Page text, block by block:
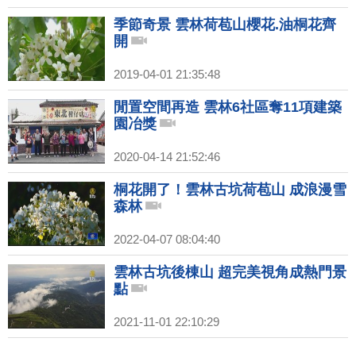
季節奇景 雲林荷苞山櫻花.油桐花齊
開
2019-04-01 21:35:48
閒置空間再造 雲林6社區奪11項建築
園冶獎
2020-04-14 21:52:46
桐花開了！雲林古坑荷苞山 成浪漫雪
森林
2022-04-07 08:04:40
雲林古坑後棟山 超完美視角成熱門景
點
2021-11-01 22:10:29